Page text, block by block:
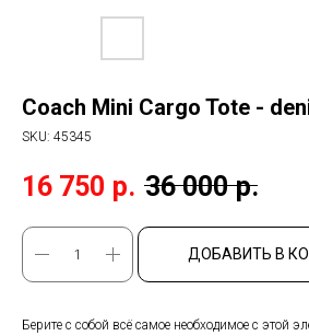
Coach Mini Cargo Tote -
SKU: 45345
16 750 р. 36 000 р.
ДОБАВИТЬ В
Берите с собой всё самое необходимое с этой